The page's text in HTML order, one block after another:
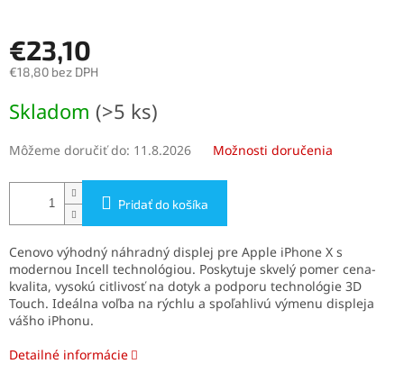
€23,10
€18,80 bez DPH
cena:
Skladom (>5 ks)
Môžeme doručiť do: 11.8.2026 Možnosti doručenia
Pridať do košíka
Cenovo výhodný náhradný displej pre Apple iPhone X s
modernou Incell technológiou. Poskytuje skvelý pomer cena-
kvalita, vysokú citlivosť na dotyk a podporu technológie 3D
Touch. Ideálna voľba na rýchlu a spoľahlivú výmenu displeja
vášho iPhonu.
Detailné informácie